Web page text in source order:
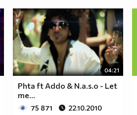
04:21
Phta ft Addo & N.a.s.o - Let
me...
75 871 22.10.2010